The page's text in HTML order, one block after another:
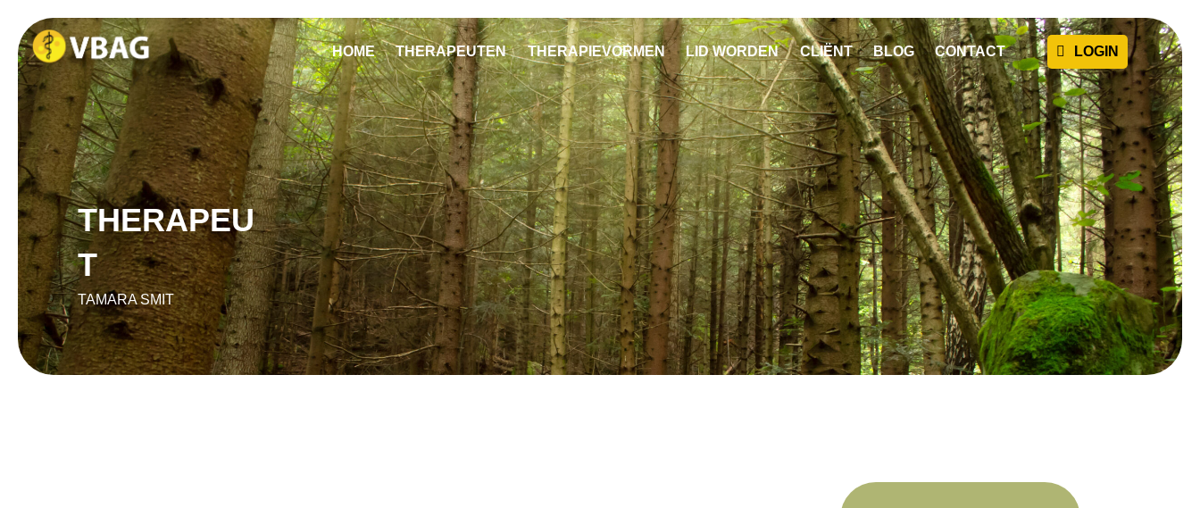
HOME THERAPEUTEN THERAPIEVORMEN LID WORDEN CLIËNT BLOG CONTACT
THERAPEU
T
TAMARA SMIT